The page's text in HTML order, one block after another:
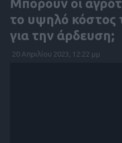
Μπορούν οι
το υψηλό κόστος
για την άρδευση;
20 Απριλίου 2023, 12:22 μμ